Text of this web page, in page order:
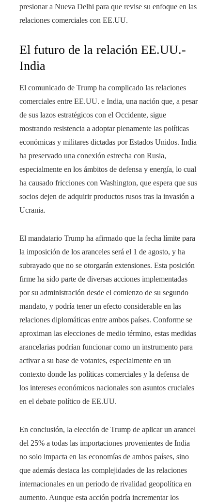
presionar a Nueva Delhi para que revise su enfoque en las
relaciones comerciales con EE.UU.
El futuro de la relación EE.UU.-
India
El comunicado de Trump ha complicado las relaciones
comerciales entre EE.UU. e India, una nación que, a pesar
de sus lazos estratégicos con el Occidente, sigue
mostrando resistencia a adoptar plenamente las políticas
económicas y militares dictadas por Estados Unidos. India
ha preservado una conexión estrecha con Rusia,
especialmente en los ámbitos de defensa y energía, lo cual
ha causado fricciones con Washington, que espera que sus
socios dejen de adquirir productos rusos tras la invasión a
Ucrania.
El mandatario Trump ha afirmado que la fecha límite para
la imposición de los aranceles será el 1 de agosto, y ha
subrayado que no se otorgarán extensiones. Esta posición
firme ha sido parte de diversas acciones implementadas
por su administración desde el comienzo de su segundo
mandato, y podría tener un efecto considerable en las
relaciones diplomáticas entre ambos países. Conforme se
aproximan las elecciones de medio término, estas medidas
arancelarias podrían funcionar como un instrumento para
activar a su base de votantes, especialmente en un
contexto donde las políticas comerciales y la defensa de
los intereses económicos nacionales son asuntos cruciales
en el debate político de EE.UU.
En conclusión, la elección de Trump de aplicar un arancel
del 25% a todas las importaciones provenientes de India
no solo impacta en las economías de ambos países, sino
que además destaca las complejidades de las relaciones
internacionales en un periodo de rivalidad geopolítica en
aumento. Aunque esta acción podría incrementar los